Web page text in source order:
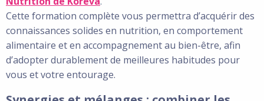
Cette formation complète vous permettra d’acquérir des
connaissances solides en nutrition, en comportement
alimentaire et en accompagnement au bien-être, afin
d’adopter durablement de meilleures habitudes pour
vous et votre entourage.